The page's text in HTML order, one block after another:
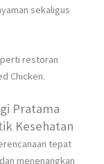
sekaligus
restoran
Chicken.
Pratama
Kesehatan
tepat
menenangkan